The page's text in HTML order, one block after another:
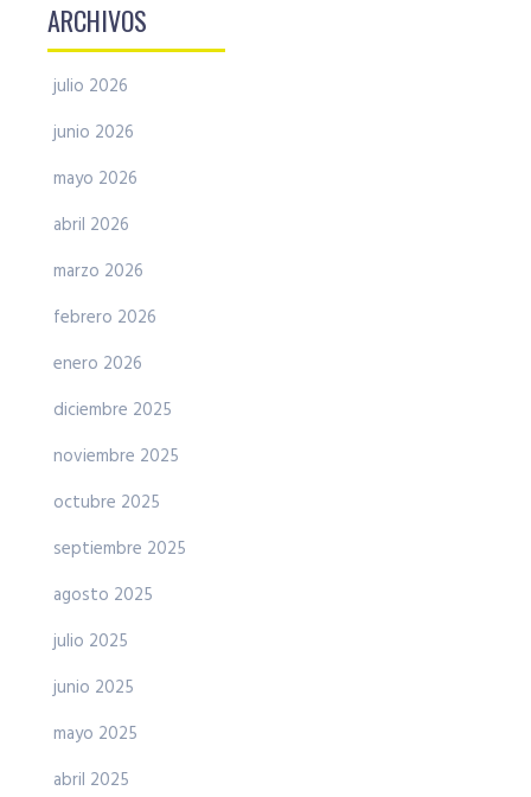
ARCHIVOS
julio 2026
junio 2026
mayo 2026
abril 2026
marzo 2026
febrero 2026
enero 2026
diciembre 2025
noviembre 2025
octubre 2025
septiembre 2025
agosto 2025
julio 2025
junio 2025
mayo 2025
abril 2025